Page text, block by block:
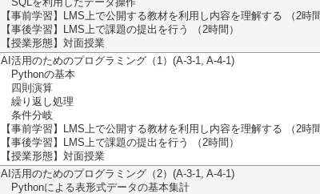
SQLを利用したデータ操作
【事前学習】LMS上で公開する教材を利用し内容を理解する （2時間
【事後学習】LMS上で課題の提出を行う （2時間）
【授業形態】対面授業
AI活用のためのプログラミング（1）(A-3-1, A-4-1)
Pythonの基本
四則演算
繰り返し処理
条件分岐
【事前学習】LMS上で公開する教材を利用し内容を理解する （2時間
【事後学習】LMS上で課題の提出を行う （2時間）
【授業形態】対面授業
AI活用のためのプログラミング（2）(A-3-1, A-4-1)
Pythonによる表形式データの基本集計